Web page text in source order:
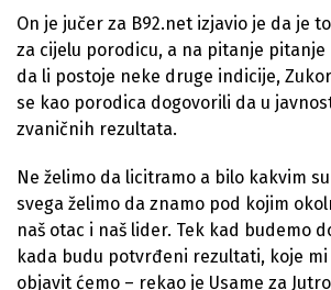
On je jučer za B92.net izjavio je da je
za cijelu porodicu, a na pitanje pitanje
da li postoje neke druge indicije,
se kao porodica dogovorili da u
zvaničnih rezultata.
Ne želimo da licitramo a bilo kakvim
svega želimo da znamo pod kojim
naš otac i naš lider. Tek kad budemo
kada budu potvrđeni rezultati, koje mi
objavit ćemo – rekao je Usame za